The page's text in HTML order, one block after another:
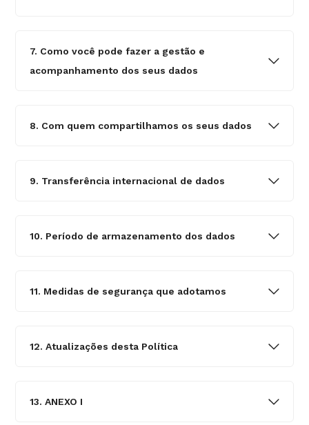
7. Como você pode fazer a gestão e
acompanhamento dos seus dados
8. Com quem compartilhamos os seus dados
9. Transferência internacional de dados
10. Período de armazenamento dos dados
11. Medidas de segurança que adotamos
12. Atualizações desta Política
13. ANEXO I